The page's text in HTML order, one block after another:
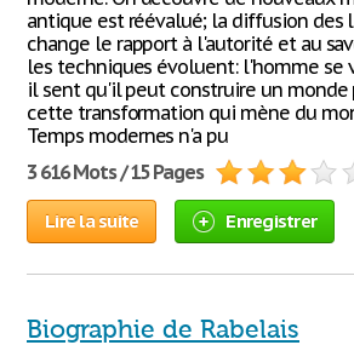
antique est réévalué; la diffusion des
change le rapport à l'autorité et au
les techniques évoluent: l'homme
il sent qu'il peut construire un monde
cette transformation qui mène du
Temps modernes n'a pu
3 616 Mots / 15 Pages
Lire la suite Enregistrer
Biographie de Rabelais